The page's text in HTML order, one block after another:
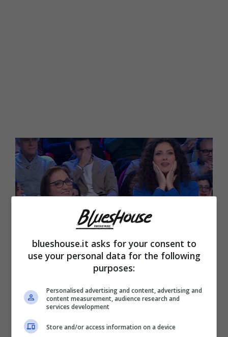
Le due concorrenti di Affari Tuoi (Blueshouse.it)
C’era da prendere la decisione tra il pacco
che avevano loro e quello superstite. In
blueshouse.it asks for your consent to
use your personal data for the following
purposes:
Personalised advertising and content, advertising and
content measurement, audience research and
services development
Store and/or access information on a device